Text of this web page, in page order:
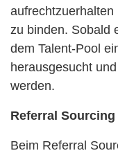
zu binden. Sobald
dem Talent-Pool
herausgesucht
werden.
Referral Sourcing
Beim Referral